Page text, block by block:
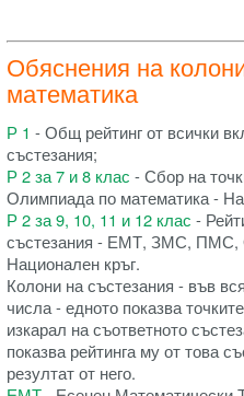
Обяснения на
математика
Р 1 - Общ рейтинг от всички
състезания;
Р 2 за 7 и 8 клас - Сбор на
Олимпиада по математика -
Р 2 за 9, 10, 11 и 12 клас -
състезания - ЕМТ, ЗМС, ПМС,
Национален кръг.
Колони на състезания - във
числа - едното показва
изкарал на съответното
показва рейтинга му от това
резултат от него.